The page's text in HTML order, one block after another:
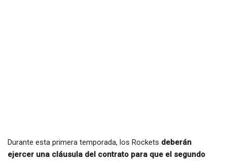
Durante esta primera temporada, los Rockets deberán
ejercer una cláusula del contrato para que el segundo